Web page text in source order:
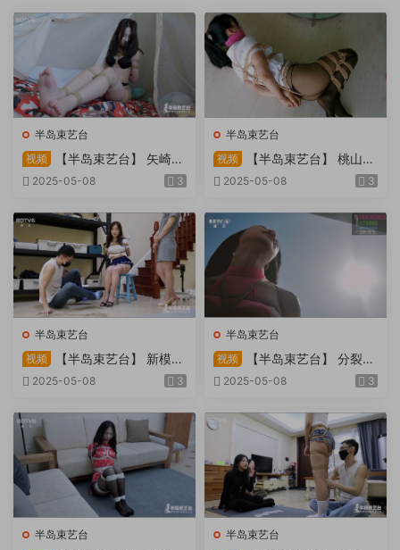
半岛束艺台
视频
【半岛束艺台】 矢崎
物业为您服务
2025-05-08 3
半岛束艺台
视频
【半岛束艺台】 桃山漫
画改编03 团缚美女超刺激玩
2025-05-08 3
半岛束艺台
视频
【半岛束艺台】 新模奎
因试镜，宛如阿紫再现
2025-05-08 3
半岛束艺台
视频
【半岛束艺台】 分裂的
快感：捆绑检阅式，车顶冷风
天。过路车辆..
2025-05-08 3
半岛束艺台
半岛束艺台